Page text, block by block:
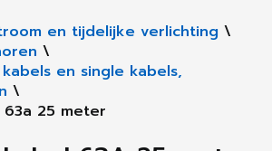
en tijdelijke verlichting \
\
en single kabels,
\
25 meter